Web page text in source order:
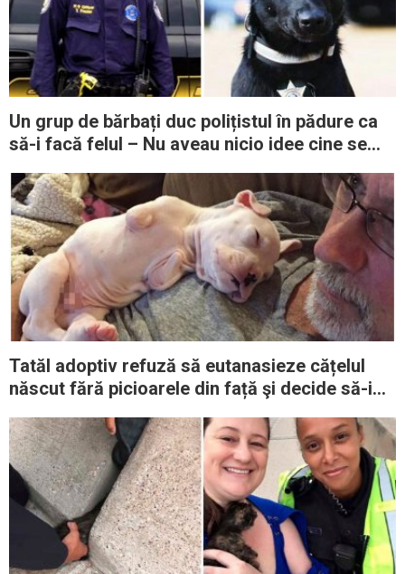
Un grup de bărbați duc polițistul în pădure ca
să-i facă felul – Nu aveau nicio idee cine se
Tatăl adoptiv refuză să eutanasieze cățelul
născut fără picioarele din față şi decide să-i